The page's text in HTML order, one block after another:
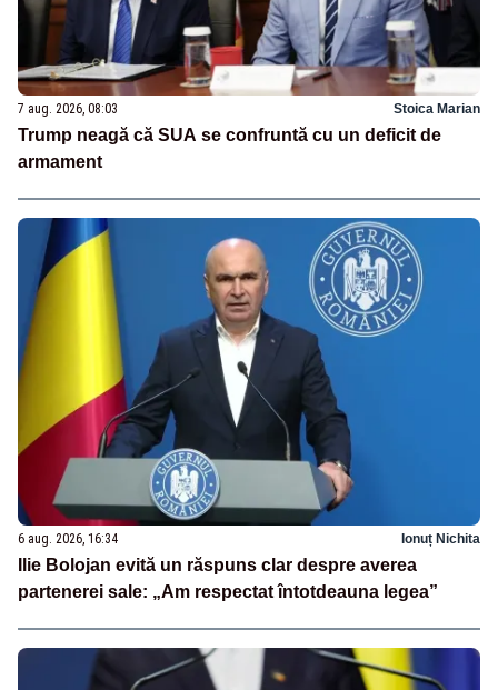
7 aug. 2026, 08:03 Stoica Marian
Trump neagă că SUA se confruntă cu un deficit de
armament
6 aug. 2026, 16:34 Ionuț Nichita
Ilie Bolojan evită un răspuns clar despre averea
partenerei sale: „Am respectat întotdeauna legea”